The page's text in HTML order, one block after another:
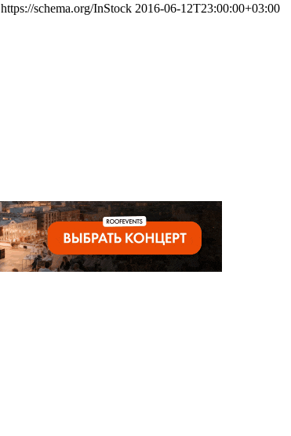
https://schema.org/InStock 2016-06-12T23:00:00+03:00